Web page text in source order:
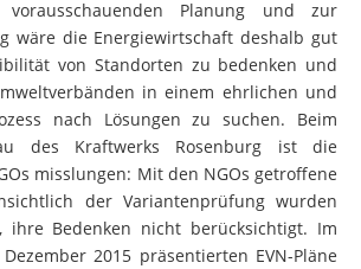
Planung und zur
wäre die Energiewirtschaft deshalb gut
von Standorten zu bedenken und
in einem ehrlichen und
nach Lösungen zu suchen. Beim
des Kraftwerks Rosenburg ist die
misslungen: Mit den NGOs getroffene
der Variantenprüfung wurden
ihre Bedenken nicht berücksichtigt. Im
2015 präsentierten EVN-Pläne